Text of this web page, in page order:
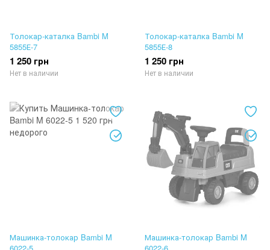
Толокар-каталка Bambi M
5855Е-7
1 250 грн
Нет в наличии
Толокар-каталка Bambi M
5855Е-8
1 250 грн
Нет в наличии
Машинка-толокар Bambi M
Машинка-толокар Bambi M